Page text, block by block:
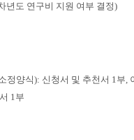
년도 연구비 지원 여부 결정)
정양식): 신청서 및 추천서 1부,
1부